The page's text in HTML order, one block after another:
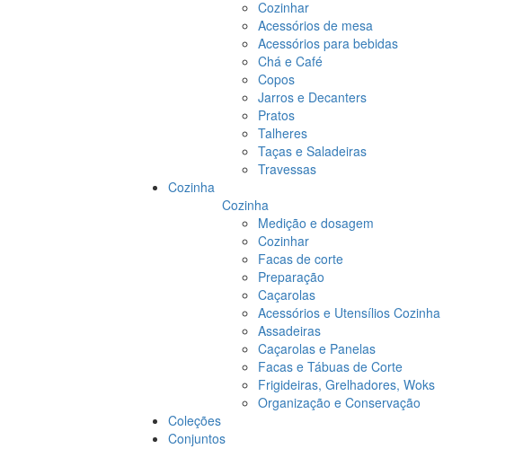
Cozinhar
Acessórios de mesa
Acessórios para bebidas
Chá e Café
Copos
Jarros e Decanters
Pratos
Talheres
Taças e Saladeiras
Travessas
Cozinha
Cozinha
Medição e dosagem
Cozinhar
Facas de corte
Preparação
Caçarolas
Acessórios e Utensílios Cozinha
Assadeiras
Caçarolas e Panelas
Facas e Tábuas de Corte
Frigideiras, Grelhadores, Woks
Organização e Conservação
Coleções
Conjuntos